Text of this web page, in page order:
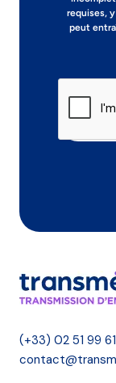
requises,
peut
(+33) 02 51 99